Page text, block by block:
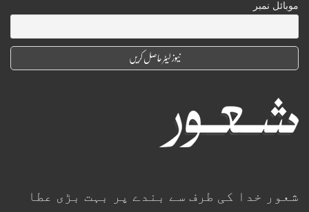
موبائل نمبر
شعور خدا کی طرف سے بندے پر بہت بڑی عطا